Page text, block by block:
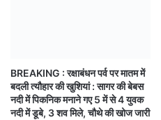
BREAKING : रक्षाबंधन पर्व पर मातम में
बदली त्यौहार की खुशियां : सागर की बेबस
नदी में पिकनिक मनाने गए 5 में से 4 युवक
नदी में डूबे, 3 शव मिले, चौथे की खोज जारी